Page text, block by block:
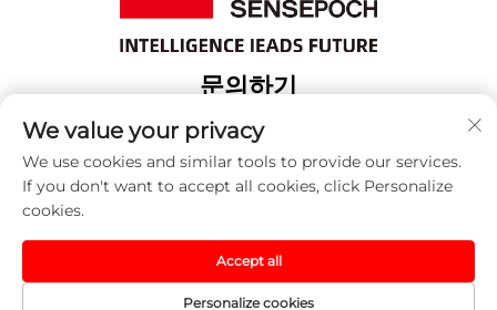
문의하기
Add: 상해 보산 구 위항로 18번지 3번 건물
전화:+86-13917707297
이메일:[email protected]
저작권 © 2025 중국 센세포크 (상하이) 자동화 기술 유한 회사.
모든 권리 예약됨. -개인정보 보호정책
We value your privacy
We use cookies and similar tools to provide our services.
If you don't want to accept all cookies, click Personalize
cookies.
Personalize cookies
Accept all